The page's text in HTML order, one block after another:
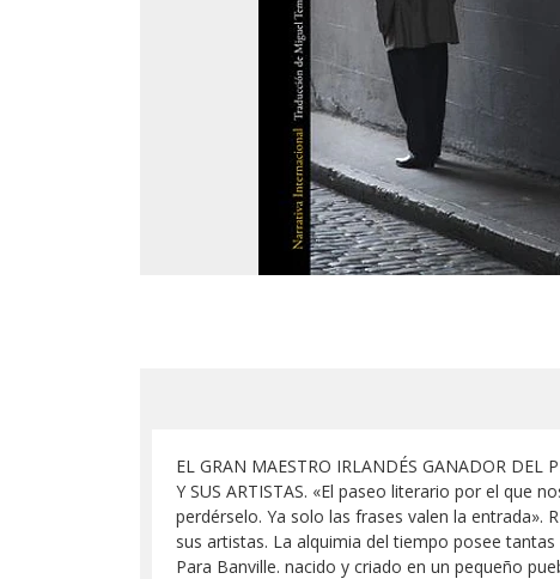
EL GRAN MAESTRO IRLANDÉS GANADOR DEL
Y SUS ARTISTAS. «El paseo literario por el que
perdérselo. Ya solo las frases valen la entrada».
sus artistas. La alquimia del tiempo posee
Para Banville. nacido y criado en un pequeño